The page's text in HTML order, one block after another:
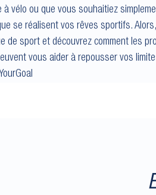
à vélo ou que vous souhaitiez
se réalisent vos rêves sportifs.
de sport et découvrez comment les
vous aider à repousser vos